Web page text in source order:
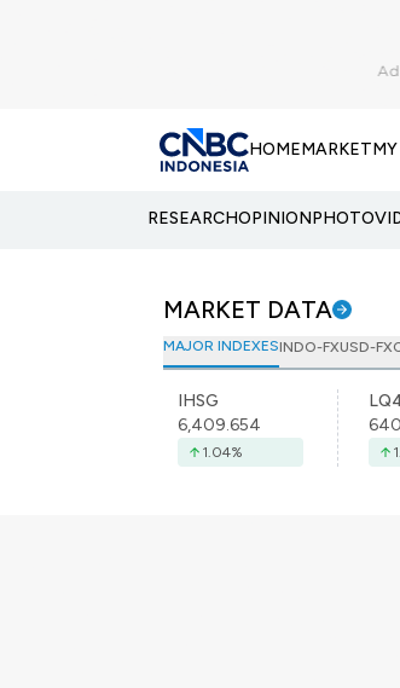
HOMEMARKET
RESEARCHOPINIONPHOTO
MARKET DATA
MAJOR INDEXESINDO-FXUSD-FX
IHSG
6,409.654
1.04%